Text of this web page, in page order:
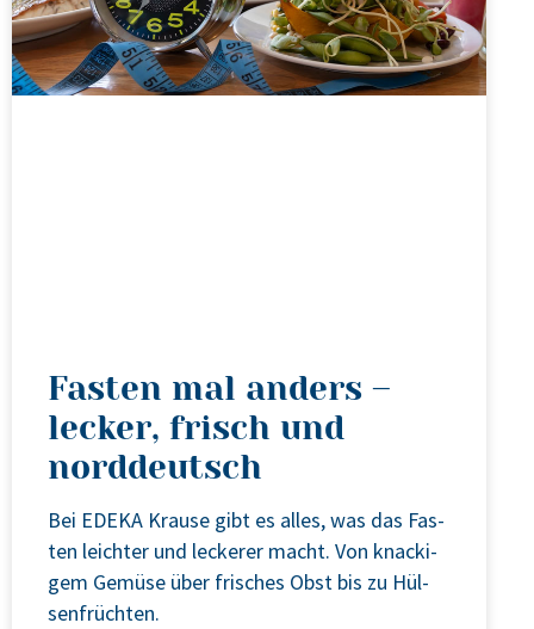
Fasten mal anders –
lecker, frisch und
norddeutsch
Bei EDEKA Krau­se gibt es alles, was das Fas­
ten leich­ter und lecke­rer macht. Von kna­cki­
gem Gemü­se über fri­sches Obst bis zu Hül­
sen­früch­ten.